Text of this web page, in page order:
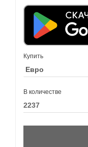
Купить
В количестве